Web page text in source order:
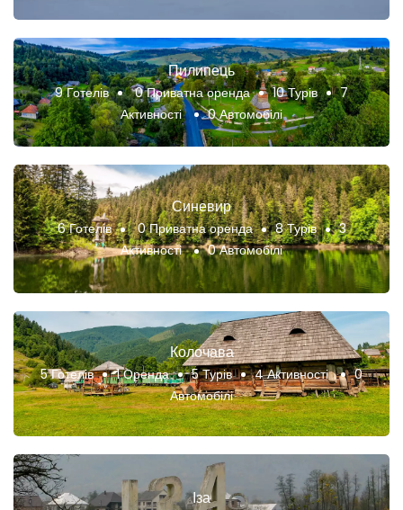
Пилипець
9 Готелів 0 Приватна оренда 10 Турів
7
Активності
0 Автомобілі
Синевир
6 Готелів 0 Приватна оренда 8 Турів
3
Активності
0 Автомобілі
Колочава
5 Готелів 1 Оренда 5 Турів 4 Активності
0
Автомобілі
Іза